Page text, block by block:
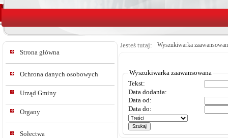
Strona główna
Ochrona danych osobowych
Urząd Gminy
Organy
Sołectwa
Jesteś tutaj: Wyszukiwarka
Wyszukiwarka zaawansowana
Tekst:
Data dodania:
Data od:
Data do: